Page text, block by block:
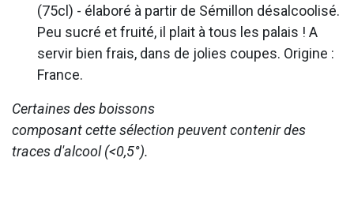
(75cl) - élaboré à partir de Sémillon désalcoolisé.
Peu sucré et fruité, il plait à tous les palais ! A
servir bien frais, dans de jolies coupes. Origine :
France.
Certaines des boissons
composant cette sélection peuvent contenir des
traces d'alcool (<0,5°).